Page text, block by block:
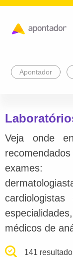
Apontador
Veja onde
exames:
médicos de
141